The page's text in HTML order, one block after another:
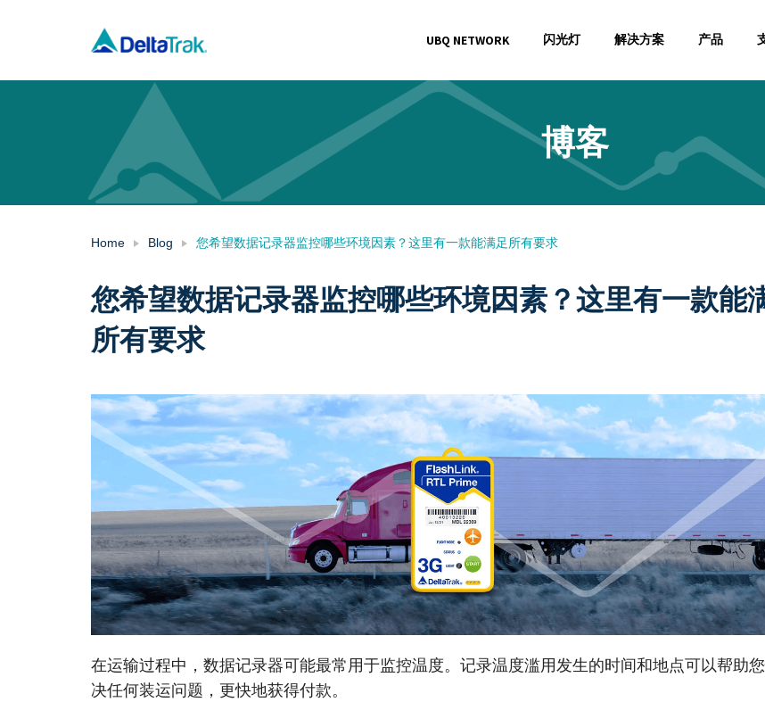
UBQ NETWORK 闪光灯 解决方案 产品
博客
Home Blog 您希望数据记录器监控哪些环境因素？这里有一款能满足所有要求
您希望数据记录器监控哪些环境因素？这里有一款能
所有要求
在运输过程中，数据记录器可能最常用于监控温度。记录温度滥用发生的时间和地点可以帮助
决任何装运问题，更快地获得付款。